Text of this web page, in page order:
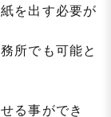
を出す必要が
所でも可能と
る事ができ